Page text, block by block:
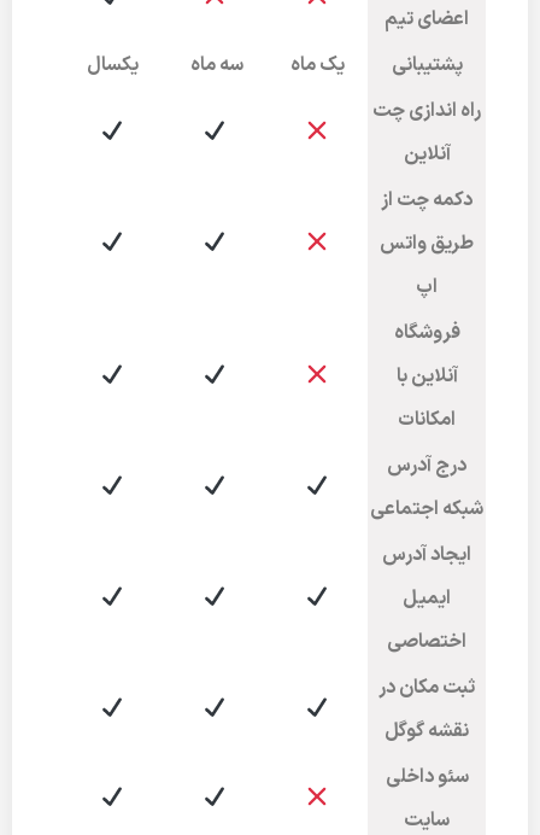
اعضای تیم
پشتیبانی
یک ماه سه ماه
یکسال
راه اندازی چت
آنلاین
دکمه چت از
طریق واتس
اپ
فروشگاه
آنلاین با
امکانات
درج آدرس
شبکه اجتماعی
ایجاد آدرس
ایمیل
اختصاصی
ثبت مکان در
نقشه گوگل
سئو داخلی
سایت